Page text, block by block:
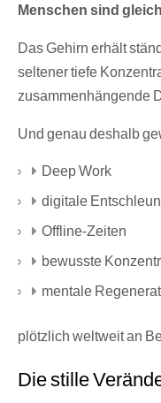
Menschen sind
Das Gehirn erhält
seltener tiefe
zusammenhängende
Und genau deshalb
Deep Work
digitale
Offline-Zeiten
bewusste
mentale
plötzlich weltweit an
Die stille